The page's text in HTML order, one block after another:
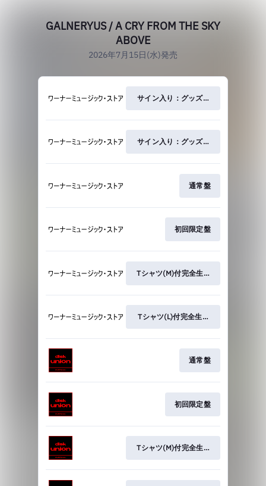
GALNERYUS / A CRY FROM THE SKY
ABOVE
2026年7月15日(水)発売
サイン入り：グッズ＆Tシャツ(M)付完
サイン入り：グッズ＆Tシャツ(L)付完
通常盤
初回限定盤
Tシャツ(M)付完全生産限定盤
Tシャツ(L)付完全生産限定盤
通常盤
初回限定盤
Tシャツ(M)付完全生産限定盤